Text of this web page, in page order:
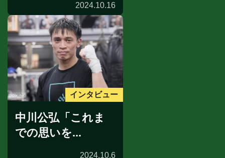
2024.10.16
インタビュー
中川公弘「これま
での思いを...
2024.10.6